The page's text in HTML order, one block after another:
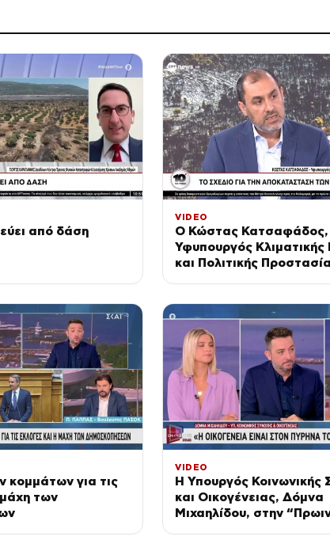
από δάση
VIDEO
Ο Κώστας Κατσαφάδος,
Υφυπουργός Κλιματικής
και Πολιτικής
κομμάτων για τις
μάχη των
VIDEO
Η Υπουργός Κοινωνικής
και Οικογένειας, Δόμνα
Μιχαηλίδου, στην